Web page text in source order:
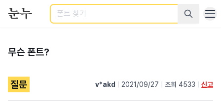
검색
무슨 폰트?
질문 v*akd 2021/09/27 조회 4533 신고